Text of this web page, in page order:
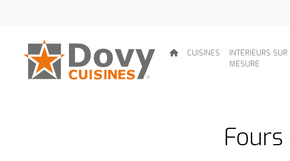
CUISINES
INTÉRIEURS SUR
MESURE